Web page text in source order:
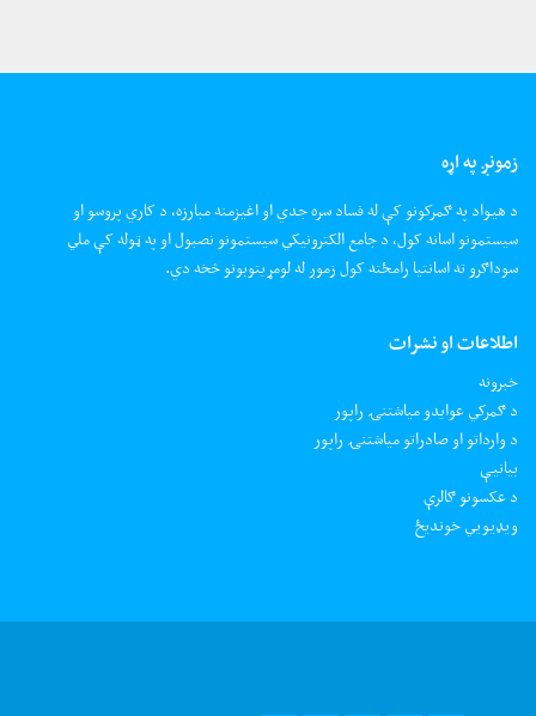
زمونږ په اړه
د هیواد په ګمرکونو کې له فساد سره جدي او اغیزمنه مبارزه، د کاري پروسو او
سیستمونو اسانه کول، د جامع الکترونیکي سیستمونو نصبول او په ټوله کې ملي
سوداګرو ته اسانتیا رامځته کول زموږ له لومړیتوبونو څخه دي.
اطلاعات او نشرات
خبرونه
د ګمرکي عوایدو میاشتنۍ راپور
د وارداتو او صادراتو میاشتنۍ راپور
بیانیې
د عکسونو ګالرې
ويډيويي خونديځ